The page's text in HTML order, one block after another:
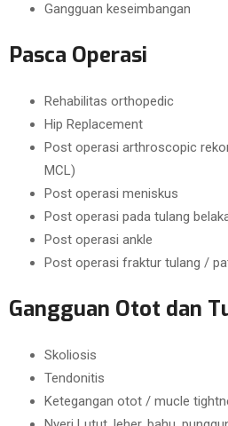
Gangguan keseimbangan
Pasca Operasi
Rehabilitas orthopedic
Hip Replacement
Post operasi arthroscopic
MCL)
Post operasi meniskus
Post operasi pada tulang
Post operasi ankle
Post operasi fraktur tulang /
Gangguan Otot dan
Skoliosis
Tendonitis
Ketegangan otot / mucle